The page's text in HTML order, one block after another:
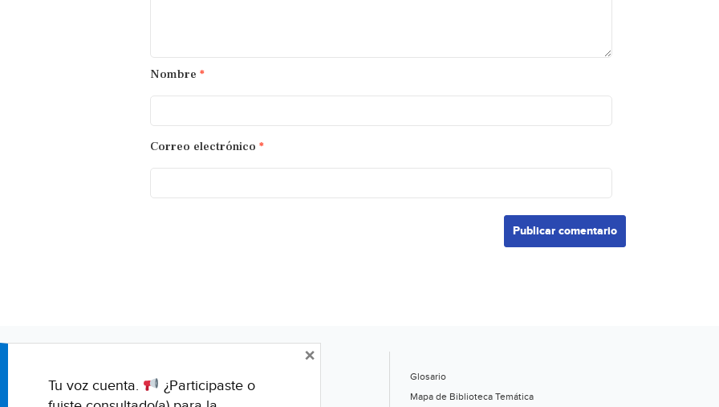
Nombre *
Correo electrónico *
Glosario
Mapa de Biblioteca Temática
Tu voz cuenta.
¿Participaste o
×